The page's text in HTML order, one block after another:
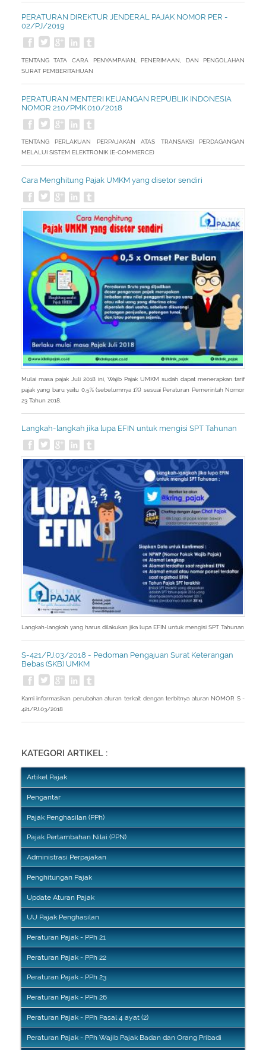
PERATURAN DIREKTUR JENDERAL PAJAK NOMOR PER -
02/PJ/2019
TENTANG TATA CARA PENYAMPAIAN, PENERIMAAN, DAN PENGOLAHAN
SURAT PEMBERITAHUAN
PERATURAN MENTERI KEUANGAN REPUBLIK INDONESIA
NOMOR 210/PMK.010/2018
TENTANG PERLAKUAN PERPAJAKAN ATAS TRANSAKSI PERDAGANGAN
MELALUI SISTEM ELEKTRONIK (E-COMMERCE)
Cara Menghitung Pajak UMKM yang disetor sendiri
Mulai masa pajak Juli 2018 ini, Wajib Pajak UMKM sudah dapat menerapkan tarif
pajak yang baru yaitu 0,5% (sebelumnya 1%) sesuai Peraturan Pemerintah Nomor
23 Tahun 2018.
Langkah-langkah jika lupa EFIN untuk mengisi SPT Tahunan
Langkah-langkah yang harus dilakukan jika lupa EFIN untuk mengisi SPT Tahunan
S-421/PJ.03/2018 - Pedoman Pengajuan Surat Keterangan
Bebas (SKB) UMKM
Kami informasikan perubahan aturan terkait dengan terbitnya aturan NOMOR S -
421/PJ.03/2018
KATEGORI ARTIKEL :
Artikel Pajak
Pengantar
Pajak Penghasilan (PPh)
Pajak Pertambahan Nilai (PPN)
Administrasi Perpajakan
Penghitungan Pajak
Update Aturan Pajak
UU Pajak Penghasilan
Peraturan Pajak - PPh 21
Peraturan Pajak - PPh 22
Peraturan Pajak - PPh 23
Peraturan Pajak - PPh 26
Peraturan Pajak - PPh Pasal 4 ayat (2)
Peraturan Pajak - PPh Wajib Pajak Badan dan Orang Pribadi